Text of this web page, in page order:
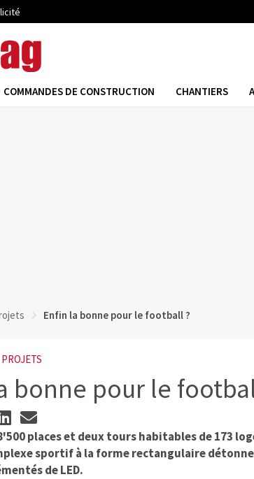
COMMANDES DE CONSTRUCTION CHANTIERS
Enfin la bonne pour le football ?
PROJETS
bonne pour le
places et deux tours habitables de 173
sportif à la forme rectangulaire
de LED.